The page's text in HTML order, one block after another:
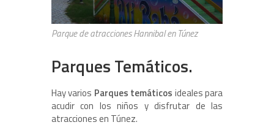
Parque de atracciones Hannibal en Túnez
Parques Temáticos.
Hay varios Parques temáticos ideales para
acudir con los niños y disfrutar de las
atracciones en Túnez.